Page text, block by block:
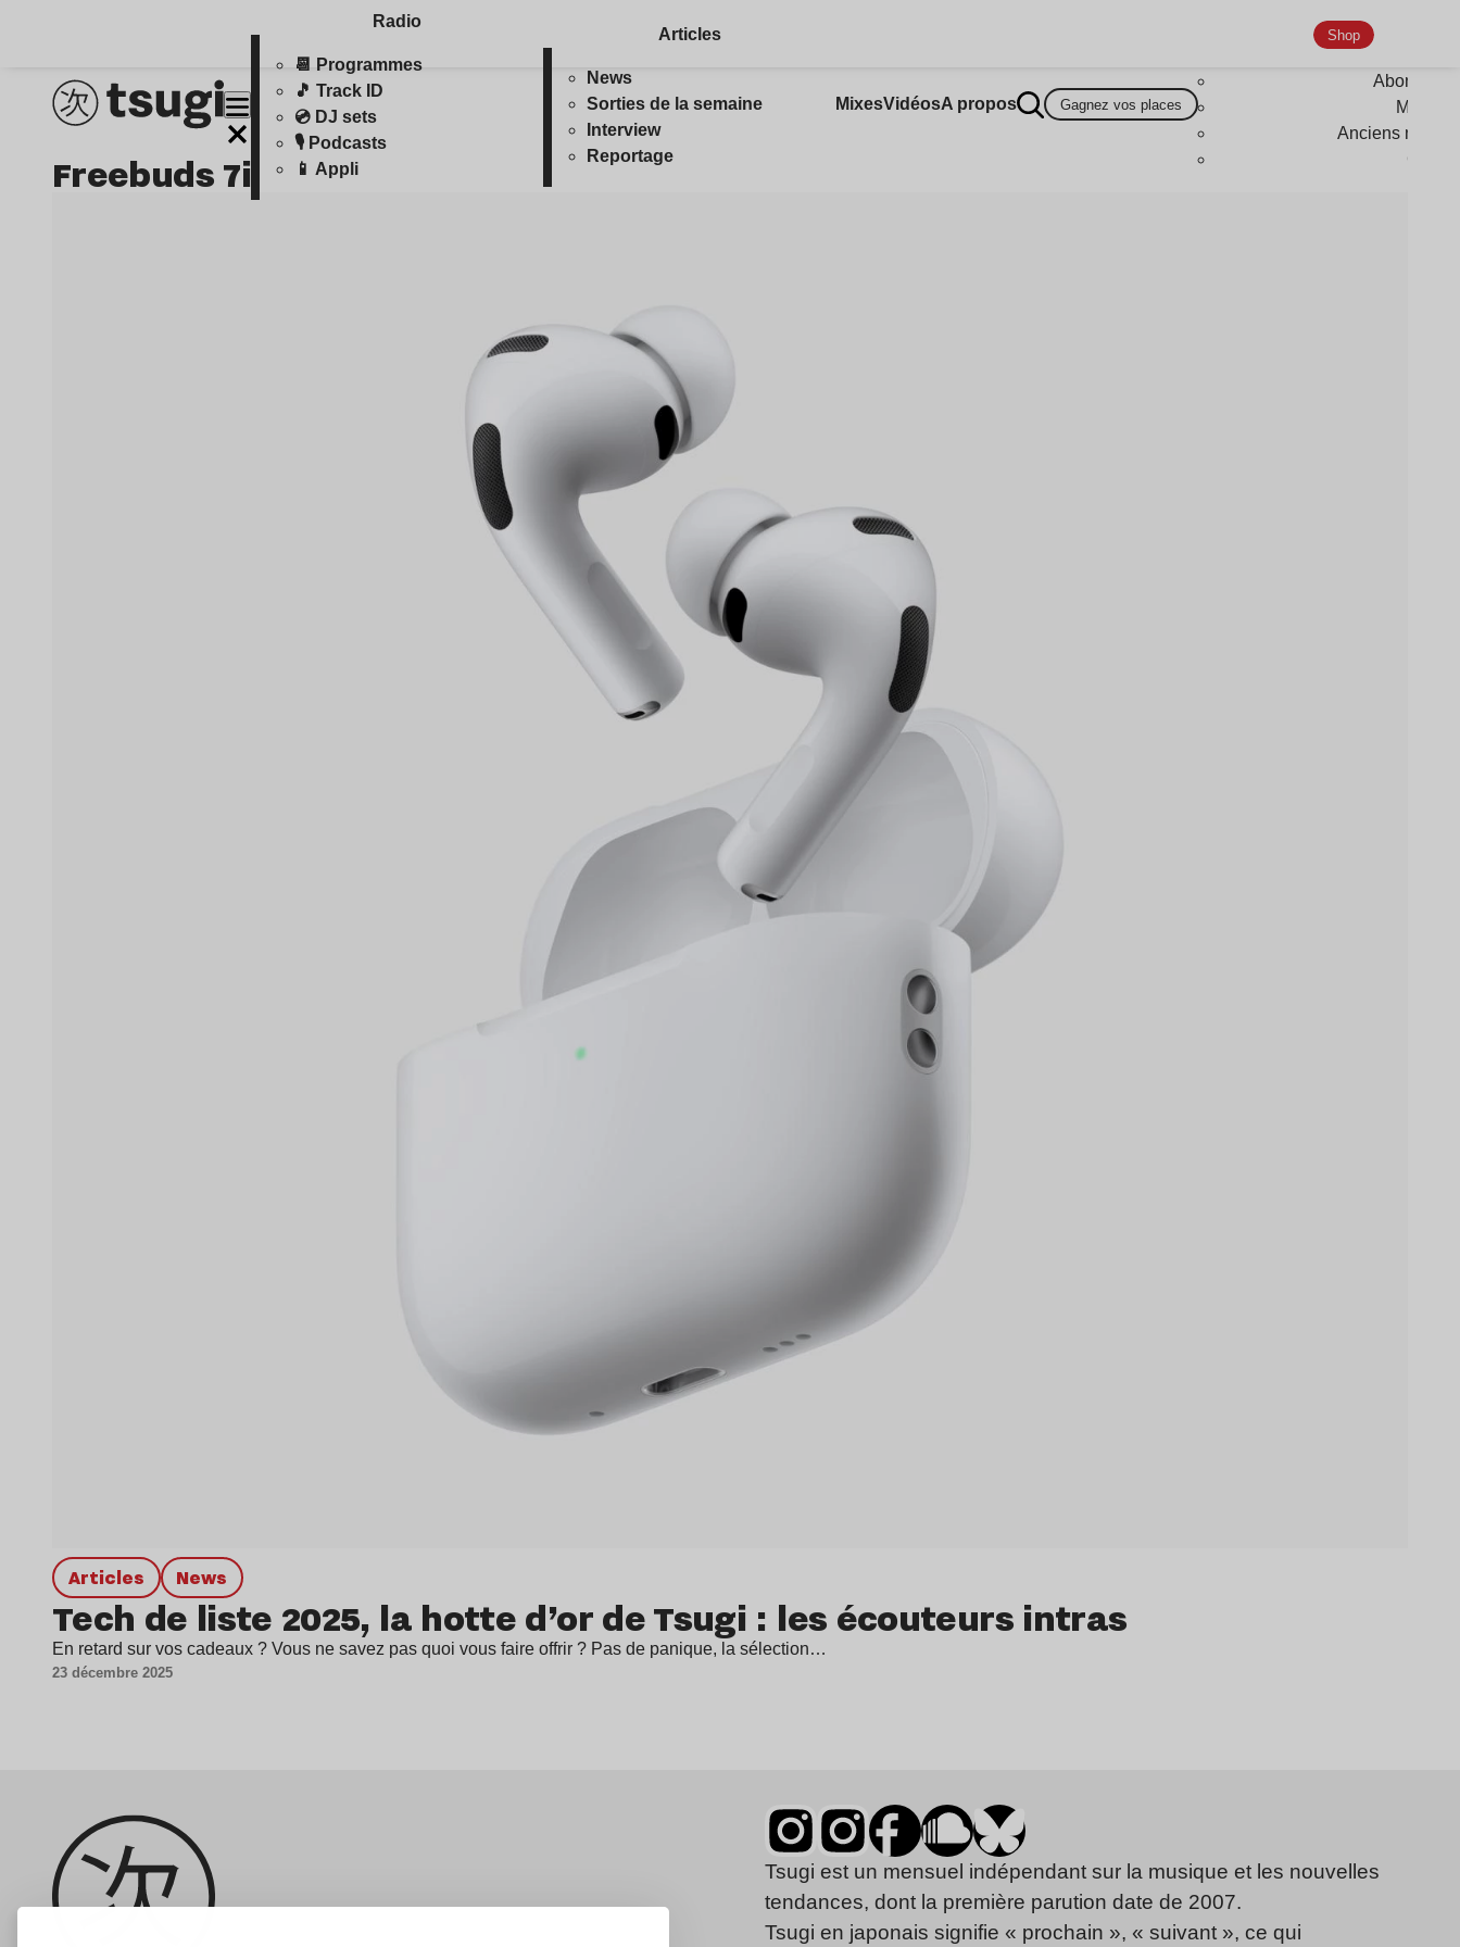
Radio
📆 Programmes
🎵 Track ID
💿 DJ sets
🎙️ Podcasts
📱 Appli
Articles
News
Sorties de la semaine
Interview
Reportage
MixesVidéosA propos Gagnez vos places
Shop
Anciens
Freebuds 7i
Articles news
Tech de liste 2025, la hotte d’or de Tsugi : les écouteurs intras
En retard sur vos cadeaux ? Vous ne savez pas quoi vous faire offrir ? Pas de panique, la sélection…
23 décembre 2025
Tsugi est un mensuel indépendant sur la musique et les nouvelles
tendances, dont la première parution date de 2007.
Tsugi en japonais signifie « prochain », « suivant », ce qui